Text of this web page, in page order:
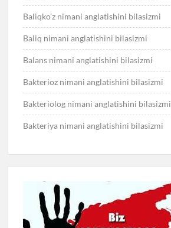
Baliqko’z nimani anglatishini bilasizmi
Baliq nimani anglatishini bilasizmi
Balans nimani anglatishini bilasizmi
Bakterioz nimani anglatishini bilasizmi
Bakteriolog nimani anglatishini bilasizmi
Bakteriya nimani anglatishini bilasizmi